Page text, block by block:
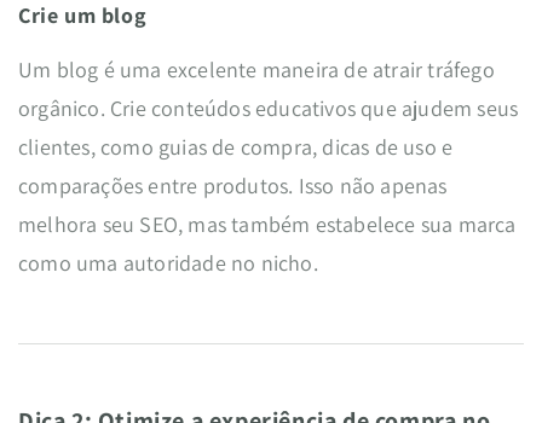
Crie um blog
Um blog é uma excelente maneira de atrair tráfego
orgânico. Crie conteúdos educativos que ajudem seus
clientes, como guias de compra, dicas de uso e
comparações entre produtos. Isso não apenas
melhora seu SEO, mas também estabelece sua marca
como uma autoridade no nicho.